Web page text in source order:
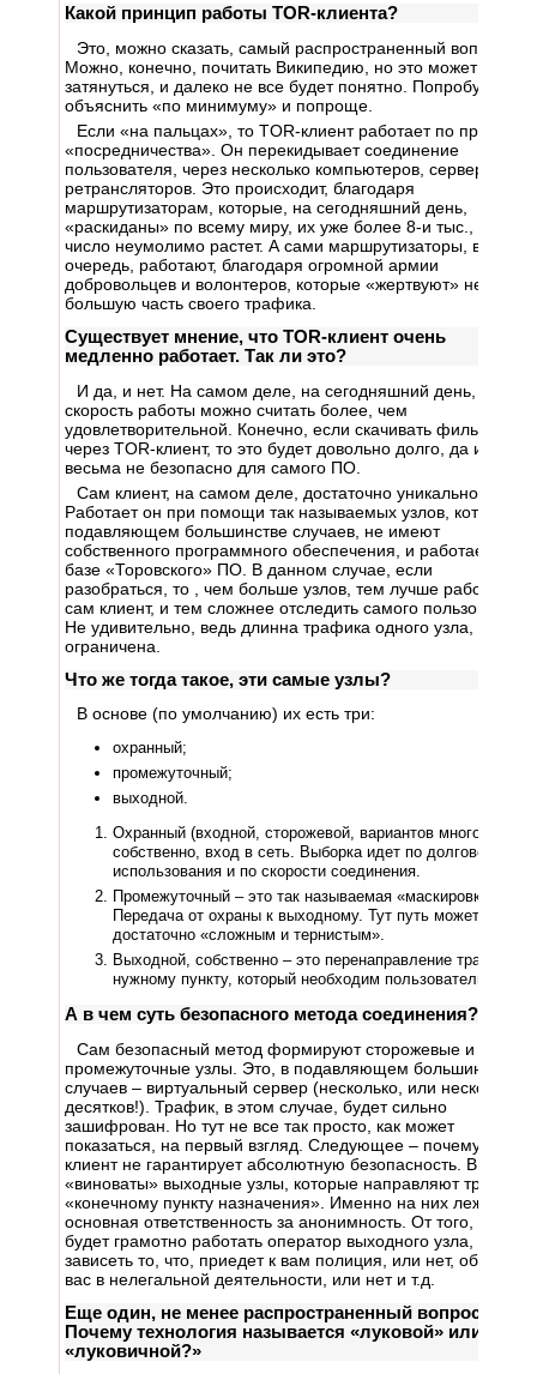
Какой принцип работы TOR-клиента?
Это, можно сказать, самый распространенный вопрос.
Можно, конечно, почитать Википедию, но это может сильно
затянуться, и далеко не все будет понятно. Попробуем
объяснить «по минимуму» и попроще.
Если «на пальцах», то TOR-клиент работает по принципу
«посредничества». Он перекидывает соединение
пользователя, через несколько компьютеров, серверов или
ретрансляторов. Это происходит, благодаря
маршрутизаторам, которые, на сегодняшний день,
«раскиданы» по всему миру, их уже более 8-и тыс., и их
число неумолимо растет. А сами маршрутизаторы, в свою
очередь, работают, благодаря огромной армии
добровольцев и волонтеров, которые «жертвуют» не
большую часть своего трафика.
Существует мнение, что TOR-клиент очень
медленно работает. Так ли это?
И да, и нет. На самом деле, на сегодняшний день, его
скорость работы можно считать более, чем
удовлетворительной. Конечно, если скачивать фильмы
через TOR-клиент, то это будет довольно долго, да и
весьма не безопасно для самого ПО.
Сам клиент, на самом деле, достаточно уникальное ПО.
Работает он при помощи так называемых узлов, которые, в
подавляющем большинстве случаев, не имеют
собственного программного обеспечения, и работает на
базе «Торовского» ПО. В данном случае, если
разобраться, то , чем больше узлов, тем лучше работает
сам клиент, и тем сложнее отследить самого пользователя.
Не удивительно, ведь длинна трафика одного узла, весьма
ограничена.
Что же тогда такое, эти самые узлы?
В основе (по умолчанию) их есть три:
охранный;
промежуточный;
выходной.
Охранный (входной, сторожевой, вариантов много) – это,
собственно, вход в сеть. Выборка идет по долговечности
использования и по скорости соединения.
Промежуточный – это так называемая «маскировка».
Передача от охраны к выходному. Тут путь может быть
достаточно «сложным и тернистым».
Выходной, собственно – это перенаправление трафика к
нужному пункту, который необходим пользователю.
А в чем суть безопасного метода соединения?
Сам безопасный метод формируют сторожевые и
промежуточные узлы. Это, в подавляющем большинстве
случаев – виртуальный сервер (несколько, или несколько
десятков!). Трафик, в этом случае, будет сильно
зашифрован. Но тут не все так просто, как может
показаться, на первый взгляд. Следующее – почему TOR-
клиент не гарантирует абсолютную безопасность. В этом
«виноваты» выходные узлы, которые направляют трафик к
«конечному пункту назначения». Именно на них лежит
основная ответственность за анонимность. От того, как
будет грамотно работать оператор выходного узла, будет
зависеть то, что, приедет к вам полиция, или нет, обвинят
вас в нелегальной деятельности, или нет и т.д.
Еще один, не менее распространенный вопрос.
Почему технология называется «луковой» или
«луковичной?»